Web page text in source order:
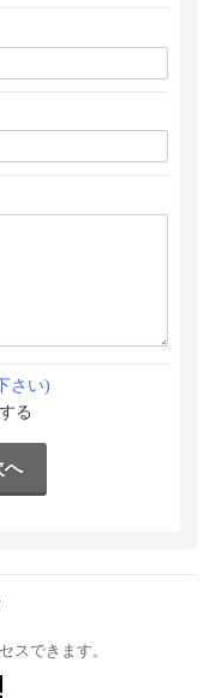
さい)
る
スできます。